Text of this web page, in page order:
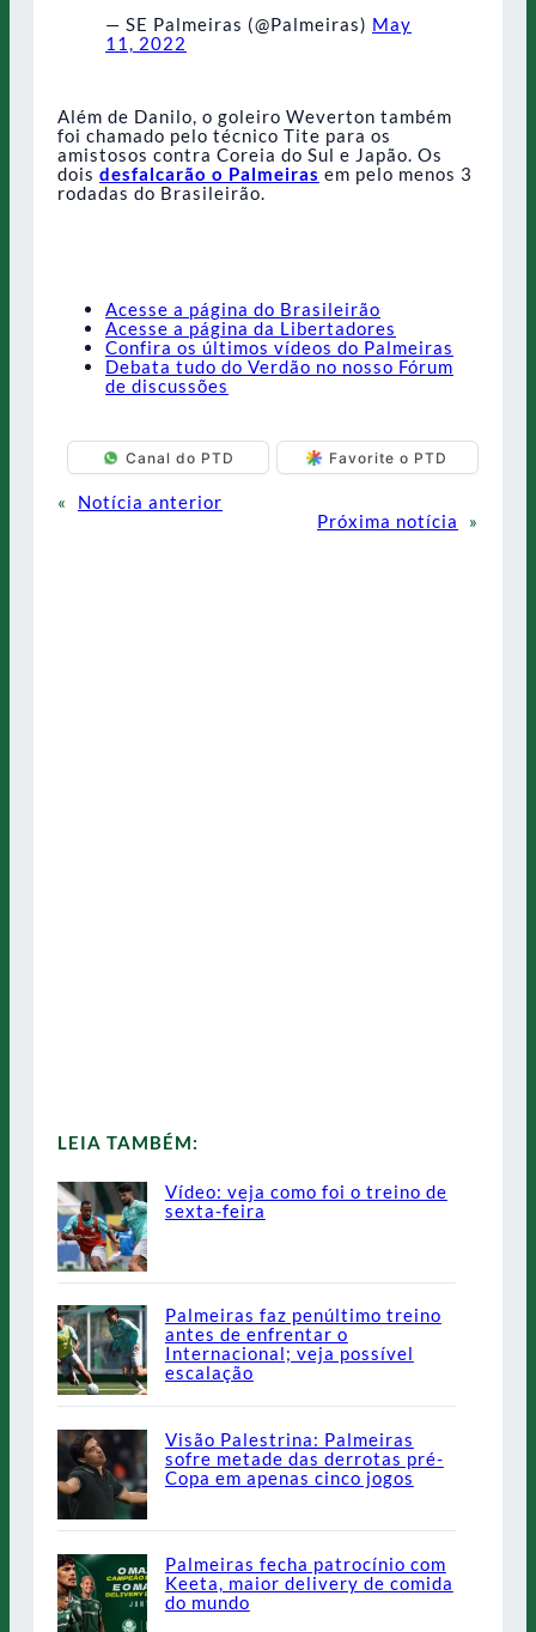
— SE Palmeiras (@Palmeiras) May
11, 2022
Além de Danilo, o goleiro Weverton também
foi chamado pelo técnico Tite para os
amistosos contra Coreia do Sul e Japão. Os
dois desfalcarão o Palmeiras em pelo menos 3
rodadas do Brasileirão.
Acesse a página do Brasileirão
Acesse a página da Libertadores
Confira os últimos vídeos do Palmeiras
Debata tudo do Verdão no nosso Fórum
de discussões
Canal do PTD Favorite o PTD
«
Notícia anterior
Próxima notícia
»
LEIA TAMBÉM:
Vídeo: veja como foi o treino de
sexta-feira
Palmeiras faz penúltimo treino
antes de enfrentar o
Internacional; veja possível
escalação
Visão Palestrina: Palmeiras
sofre metade das derrotas pré-
Copa em apenas cinco jogos
Palmeiras fecha patrocínio com
Keeta, maior delivery de comida
do mundo